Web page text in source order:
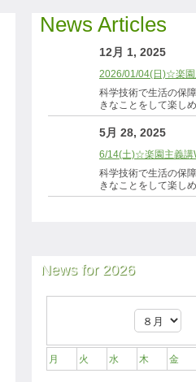
News Articles
12月 1, 2025
2026/01/04(日)☆楽
科学技術で生活の保
きなことをして楽し
5月 28, 2025
6/14(土)☆楽園主義
科学技術で生活の保
きなことをして楽し
News for 2026
月 火 水 木 金